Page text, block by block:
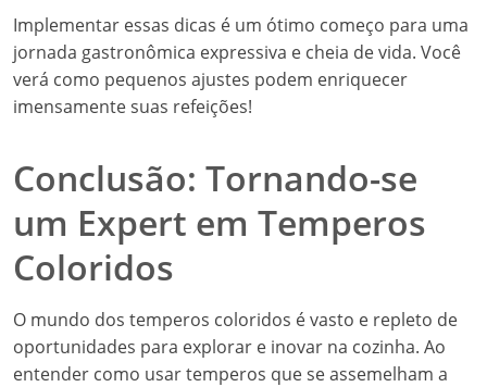
Implementar essas dicas é um ótimo começo para uma
jornada gastronômica expressiva e cheia de vida. Você
verá como pequenos ajustes podem enriquecer
imensamente suas refeições!
Conclusão: Tornando-se
um Expert em Temperos
Coloridos
O mundo dos temperos coloridos é vasto e repleto de
oportunidades para explorar e inovar na cozinha. Ao
entender como usar temperos que se assemelham a